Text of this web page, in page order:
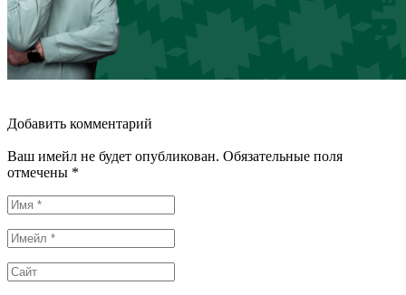
Добавить комментарий
Ваш имейл не будет опубликован. Обязательные поля
отмечены *